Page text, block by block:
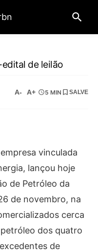
de leilão
A- A+ 5 MIN SALVE
vinculada
lançou hoje
de Petróleo da
de novembro, na
cerca
dos quatro
de